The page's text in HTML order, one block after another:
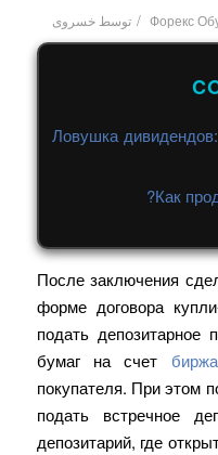
Форекс
/ توسط خسروی
Ловушка
Как
После заключения
форме договора
подать депозитарное
бумаг на счет
покупателя. При этом
подать встречное
депозитарий, где